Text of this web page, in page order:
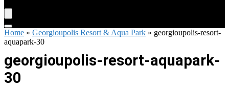
Home » Georgioupolis Resort & Aqua Park » georgioupolis-resort-
aquapark-30
georgioupolis-resort-aquapark-
30